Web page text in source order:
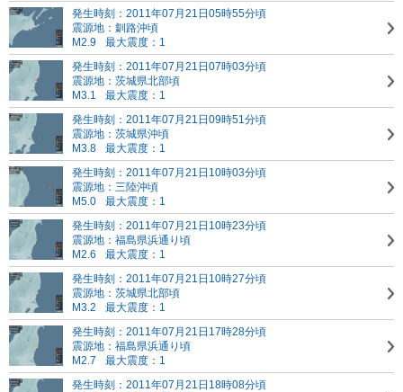
発生時刻：2011年07月21日05時55分頃
震源地：釧路沖頃
M2.9
最大震度：1
発生時刻：2011年07月21日07時03分頃
震源地：茨城県北部頃
M3.1
最大震度：1
発生時刻：2011年07月21日09時51分頃
震源地：茨城県沖頃
M3.8
最大震度：1
発生時刻：2011年07月21日10時03分頃
震源地：三陸沖頃
M5.0
最大震度：1
発生時刻：2011年07月21日10時23分頃
震源地：福島県浜通り頃
M2.6
最大震度：1
発生時刻：2011年07月21日10時27分頃
震源地：茨城県北部頃
M3.2
最大震度：1
発生時刻：2011年07月21日17時28分頃
震源地：福島県浜通り頃
M2.7
最大震度：1
発生時刻：2011年07月21日18時08分頃